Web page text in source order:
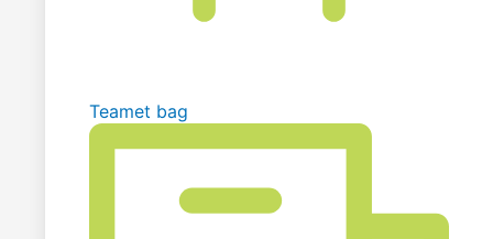
Teamet bag